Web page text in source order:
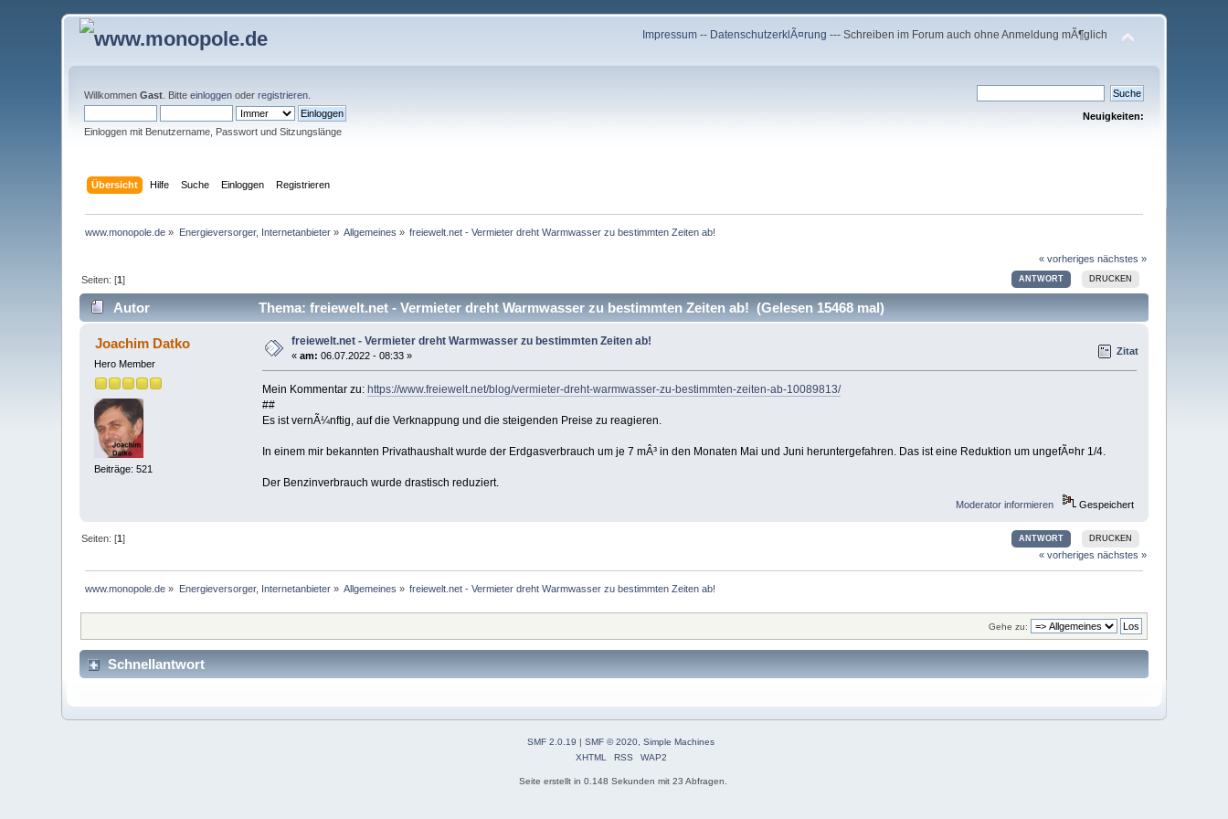
Impressum -- DatenschutzerklÃ¤rung --- Schreiben im Forum auch ohne Anmeldung mÃ¶glich
WillkommenGast . Bitteeinloggen oderregistrieren
Einloggen mit Benutzername, Passwort und Sitzungslänge
Neuigkeiten:
Übersicht Hilfe Suche Einloggen Registrieren
www.monopole.de » Energieversorger, Internetanbieter» Allgemeines » freiewelt.net - Vermieter dreht Warmwasser zu bestimmten Zeiten ab!
« vorheriges nächstes »
ANTWORT DRUCKEN
Seiten: [1]
Autor Thema: freiewelt.net - Vermieter dreht Warmwasser zu bestimmten Zeiten ab! (Gelesen 15468 mal)
Joachim Datko
Hero Member
Beiträge: 521
freiewelt.net - Vermieter dreht Warmwasser zu bestimmten Zeiten ab!
«am: 06.07.2022 - 08:33 » Zitat
Mein Kommentar zu: https://www.freiewelt.net/blog/vermieter-dreht-warmwasser-zu-bestimmten-zeiten-ab-10089813/
##
Es ist vernÃ¼nftig, auf die Verknappung und die steigenden Preise zu reagieren.
In einem mir bekannten Privathaushalt wurde der Erdgasverbrauch um je 7 mÂ³ in den Monaten Mai und Juni heruntergefahren. Das ist eine Reduktion um ungefÃ¤hr 1/4.
Der Benzinverbrauch wurde drastisch reduziert.
Moderator informieren Gespeichert
ANTWORT DRUCKEN
Seiten: [1]
« vorheriges nächstes »
www.monopole.de » Energieversorger, Internetanbieter» Allgemeines » freiewelt.net - Vermieter dreht Warmwasser zu bestimmten Zeiten ab!
Gehe zu:
Schnellantwort
SMF 2.0.19 SMF © 2020, Simple Machines
XHTML
RSS WAP2
Seite erstellt in 0.148 Sekunden mit 23 Abfragen.